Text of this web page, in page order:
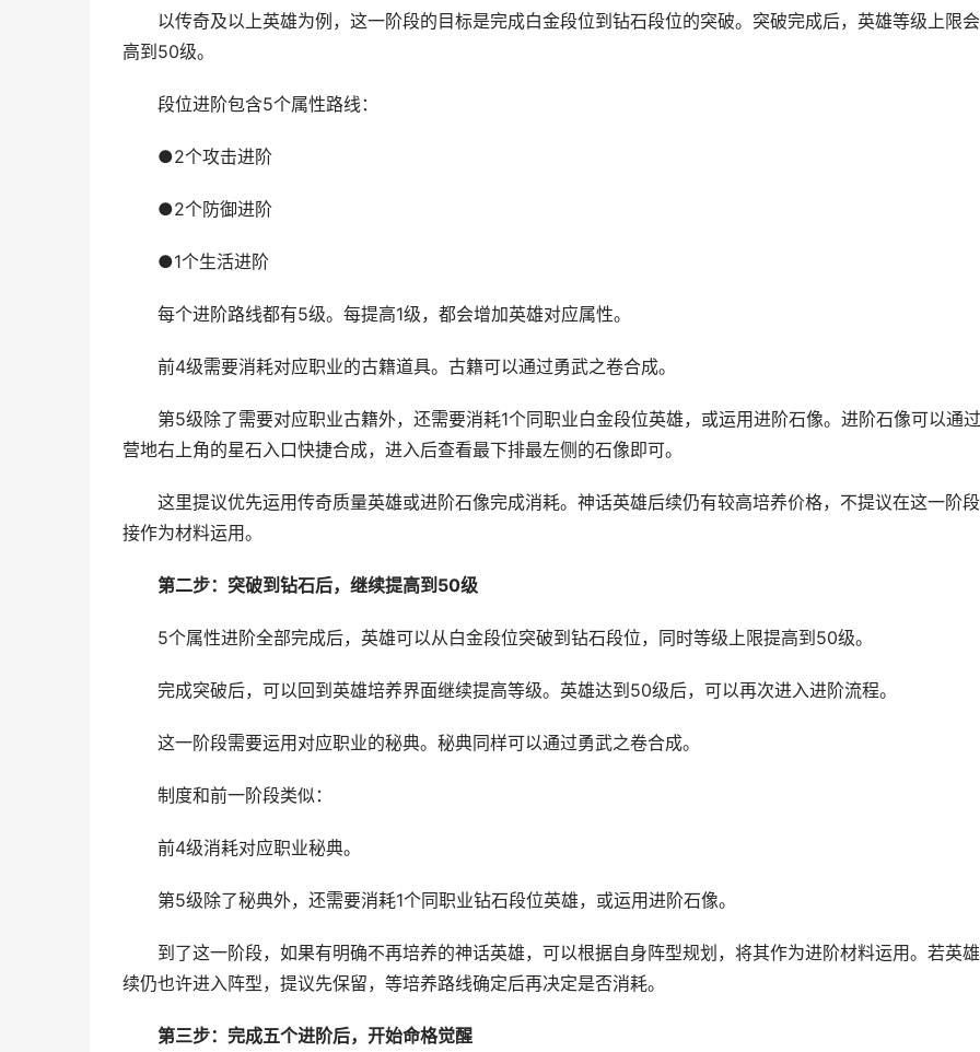
以传奇及以上英雄为例，这一阶段的目标是完成白金段位到钻石段位的突破。突破完成后，英雄等级上限
高到50级。
段位进阶包含5个属性路线：
●2个攻击进阶
●2个防御进阶
●1个生活进阶
每个进阶路线都有5级。每提高1级，都会增加英雄对应属性。
前4级需要消耗对应职业的古籍道具。古籍可以通过勇武之卷合成。
第5级除了需要对应职业古籍外，还需要消耗1个同职业白金段位英雄，或运用进阶石像。进阶石像可以通过
营地右上角的星石入口快捷合成，进入后查看最下排最左侧的石像即可。
这里提议优先运用传奇质量英雄或进阶石像完成消耗。神话英雄后续仍有较高培养价格，不提议在这一阶
接作为材料运用。
第二步：突破到钻石后，继续提高到50级
5个属性进阶全部完成后，英雄可以从白金段位突破到钻石段位，同时等级上限提高到50级。
完成突破后，可以回到英雄培养界面继续提高等级。英雄达到50级后，可以再次进入进阶流程。
这一阶段需要运用对应职业的秘典。秘典同样可以通过勇武之卷合成。
制度和前一阶段类似：
前4级消耗对应职业秘典。
第5级除了秘典外，还需要消耗1个同职业钻石段位英雄，或运用进阶石像。
到了这一阶段，如果有明确不再培养的神话英雄，可以根据自身阵型规划，将其作为进阶材料运用。若英
续仍也许进入阵型，提议先保留，等培养路线确定后再决定是否消耗。
第三步：完成五个进阶后，开始命格觉醒